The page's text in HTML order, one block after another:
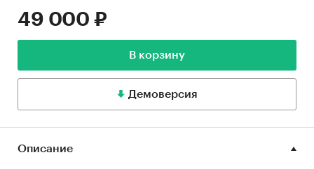
49 000 ₽
В корзину
Демоверсия
Описание